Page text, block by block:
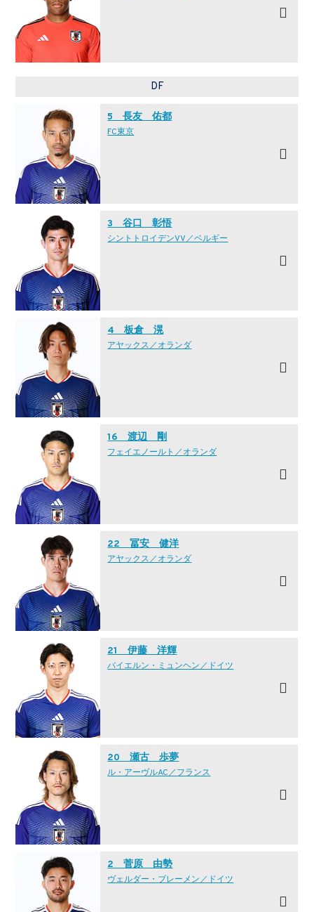
DF
5 長友 佑都
FC東京
3 谷口 彰悟
シントトロイデンVV／ベルギー
4 板倉 滉
アヤックス／オランダ
16 渡辺 剛
フェイエノールト／オランダ
22 冨安 健洋
アヤックス／オランダ
21 伊藤 洋輝
バイエルン・ミュンヘン／ドイツ
20 瀬古 歩夢
ル・アーヴルAC／フランス
2 菅原 由勢
ヴェルダー・ブレーメン／ドイツ